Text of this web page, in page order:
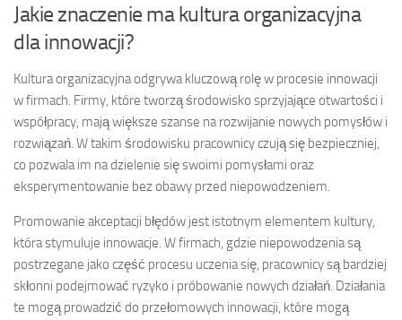
Jakie znaczenie ma kultura organizacyjna
dla innowacji?
Kultura organizacyjna odgrywa kluczową rolę w procesie innowacji
w firmach. Firmy, które tworzą środowisko sprzyjające otwartości i
współpracy, mają większe szanse na rozwijanie nowych pomysłów i
rozwiązań. W takim środowisku pracownicy czują się bezpieczniej,
co pozwala im na dzielenie się swoimi pomysłami oraz
eksperymentowanie bez obawy przed niepowodzeniem.
Promowanie akceptacji błędów jest istotnym elementem kultury,
która stymuluje innowacje. W firmach, gdzie niepowodzenia są
postrzegane jako część procesu uczenia się, pracownicy są bardziej
skłonni podejmować ryzyko i próbowanie nowych działań. Działania
te mogą prowadzić do przełomowych innowacji, które mogą